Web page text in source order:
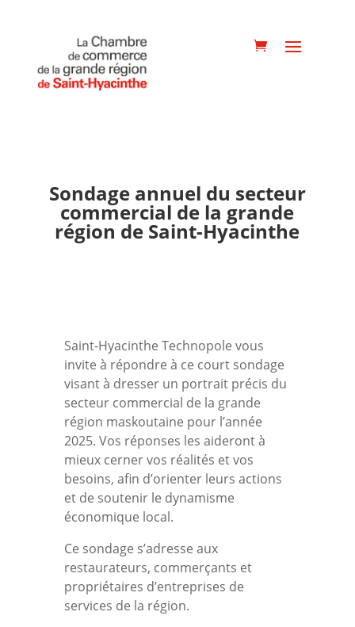
Sondage annuel du secteur
commercial de la grande
région de Saint-Hyacinthe
Saint-Hyacinthe Technopole vous
invite à répondre à ce court sondage
visant à dresser un portrait précis du
secteur commercial de la grande
région maskoutaine pour l’année
2025. Vos réponses les aideront à
mieux cerner vos réalités et vos
besoins, afin d’orienter leurs actions
et de soutenir le dynamisme
économique local.
Ce sondage s’adresse aux
restaurateurs, commerçants et
propriétaires d’entreprises de
services de la région.